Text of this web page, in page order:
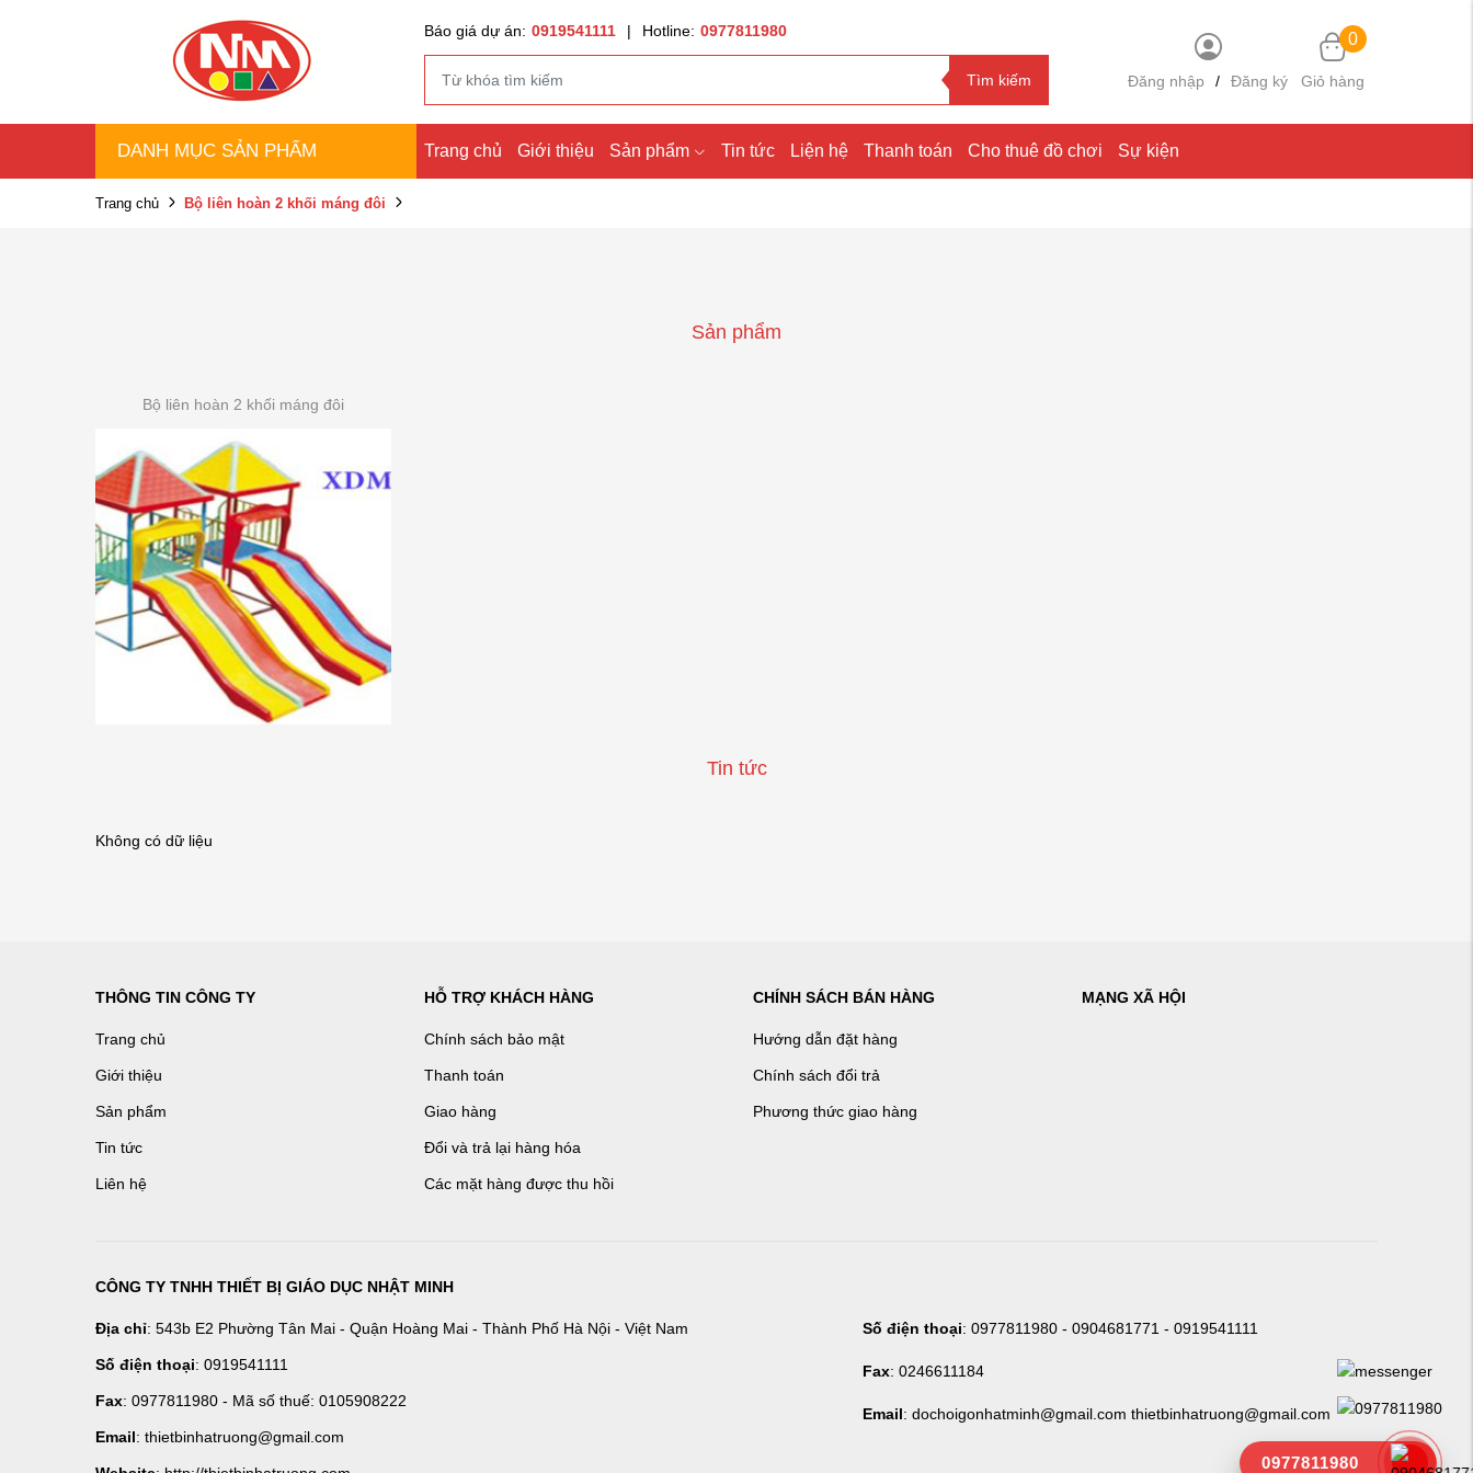
Báo giá dự án: 0919541111 | Hotline: 0977811980
Tìm kiếm Đăng nhập / Đăng ký
0
Giỏ hàng
DANH MỤC SẢN PHẨM Trang chủ Giới thiệu Sản phẩm Tin tức Liện hệ Thanh toán Cho thuê đồ chơi Sự kiện
Trang chủ Bộ liên hoàn 2 khối máng đôi
Sản phẩm
Bộ liên hoàn 2 khối máng đôi
Tin tức
Không có dữ liệu
THÔNG TIN CÔNG TY
Trang chủ
Giới thiệu
Sản phẩm
Tin tức
Liên hệ
HỖ TRỢ KHÁCH HÀNG
Chính sách bảo mật
Thanh toán
Giao hàng
Đổi và trả lại hàng hóa
Các mặt hàng được thu hồi
CHÍNH SÁCH BÁN HÀNG
Hướng dẫn đặt hàng
Chính sách đổi trả
Phương thức giao hàng
MẠNG XÃ HỘI
CÔNG TY TNHH THIẾT BỊ GIÁO DỤC NHẬT MINH
Địa chỉ: 543b E2 Phường Tân Mai - Quận Hoàng Mai - Thành Phố Hà Nội - Việt Nam
Số điện thoại: 0919541111
Fax: 0977811980 - Mã số thuế: 0105908222
Email: thietbinhatruong@gmail.com
Số điện thoại: 0977811980 - 0904681771 - 0919541111
Fax: 0246611184
Email: dochoigonhatminh@gmail.com thietbinhatruong@gmail.com
0977811980